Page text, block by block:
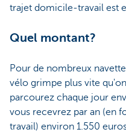
trajet domicile-travail est
Quel montant?
Pour de nombreux
vélo grimpe plus vite
parcourez chaque jour
vous recevrez par an (en
travail) environ 1.550